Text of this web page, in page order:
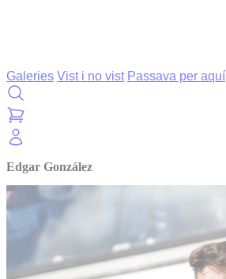
Galeries Vist i no vist Passava per aquí
Edgar González